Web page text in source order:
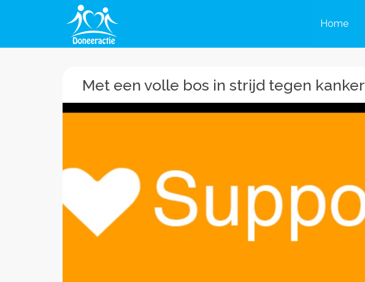
Home
Met een volle bos in strijd tegen kanker